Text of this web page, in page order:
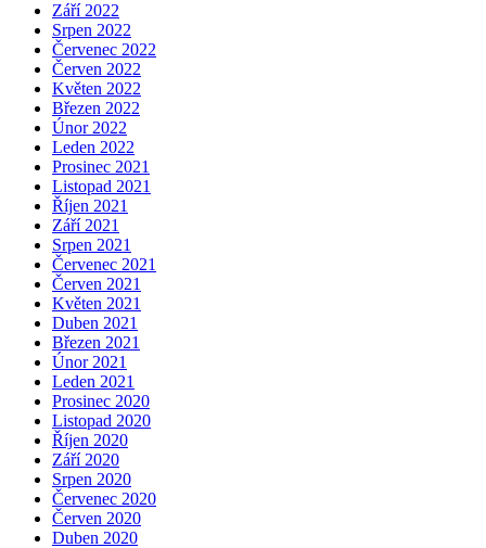
Září 2022
Srpen 2022
Červenec 2022
Červen 2022
Květen 2022
Březen 2022
Únor 2022
Leden 2022
Prosinec 2021
Listopad 2021
Říjen 2021
Září 2021
Srpen 2021
Červenec 2021
Červen 2021
Květen 2021
Duben 2021
Březen 2021
Únor 2021
Leden 2021
Prosinec 2020
Listopad 2020
Říjen 2020
Září 2020
Srpen 2020
Červenec 2020
Červen 2020
Duben 2020